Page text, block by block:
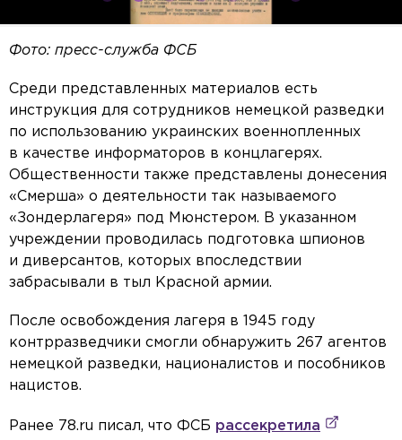
Фото: пресс-служба ФСБ
Среди представленных материалов есть
инструкция для сотрудников немецкой разведки
по использованию украинских военнопленных
в качестве информаторов в концлагерях.
Общественности также представлены донесения
«Смерша» о деятельности так называемого
«Зондерлагеря» под Мюнстером. В указанном
учреждении проводилась подготовка шпионов
и диверсантов, которых впоследствии
забрасывали в тыл Красной армии.
После освобождения лагеря в 1945 году
контрразведчики смогли обнаружить 267 агентов
немецкой разведки, националистов и пособников
нацистов.
Ранее 78.ru писал, что ФСБ рассекретила